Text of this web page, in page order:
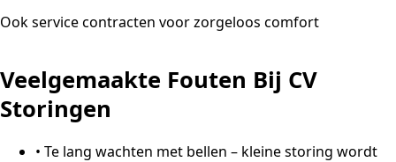
Ook service contracten voor zorgeloos comfort
Veelgemaakte Fouten Bij CV
Storingen
• Te lang wachten met bellen – kleine storing wordt